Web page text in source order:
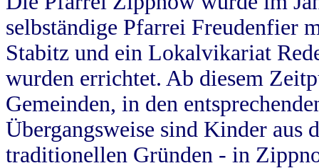
selbständige Pfarrei Freudenfier
Stabitz und ein Lokalvikariat
wurden errichtet. Ab diesem
Gemeinden, in den
Übergangsweise sind Kinder aus
traditionellen Gründen - in